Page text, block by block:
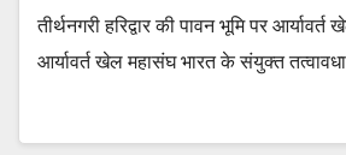
तीर्थनगरी हरिद्वार की पावन भूमि पर
आर्यावर्त खेल महासंघ भारत के संयुक्त